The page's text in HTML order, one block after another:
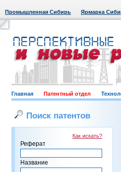
Промышленная Сибирь Ярмарка
Главная Патентный отдел
Поиск патентов
Как искать?
Реферат
Название